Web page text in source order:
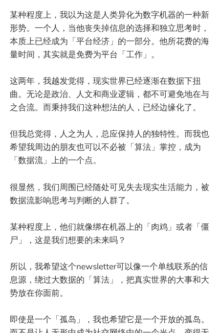
某种程度上，我以为这是人类异化为数字机器的一种新
形势。一个人，当他丧失掉信息的选择和独立思考时，
本质上已经成为「平台经济」的一部分。他所花费的海
量时间，其实就是免费为平台「工作」。
这两年，我越发觉得，现实世界已经逐渐在数据下扭
曲。无论是政治、人文和商业逻辑，都不可避免地在与
之合流。而秉持我们这种想法的人，已经边缘化了。
但我总觉得，人之为人，总应保持人的独特性。而我也
希望我周边的朋友也可以不必被「算法」掌控，成为
「数据流」上的一个点。
很显然，我们周围已经随处可见失去现实生活能力，被
数据流影响思考与判断的人群了。
某种程度上，他们就像绑在机器上的「肉鸡」或者「僵
尸」，这是我们想要的未来吗？
所以，我希望这个newsletter可以像一个单线联系的信
息源，绕过大数据的「算法」，把真实世界的大事和大
势放在你面前。
即使是一个「孤岛」，我也希望它是一个开放的孤岛。